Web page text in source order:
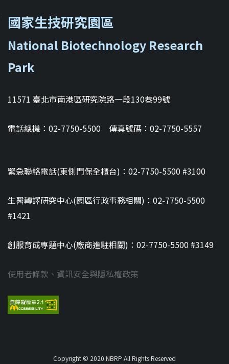
國家生技研究園區
National Biotechnology Research
Park
11571 臺北市南港區研究院路一段130巷99號
電話總機：02-7750-5500 傳真號碼：02-7750-5557
緊急聯絡電話(東側門保全櫃台)：02-7750-5500 #3100
生醫轉譯研究中心(園區行政事務相關)：02-7750-5500
#1421
創服育成專題中心(廠商進駐相關)：02-7750-5500 #3149
使用者條款、資訊安全與隱私權政策
Copyright © 2020 NBRP All Rights Reserved